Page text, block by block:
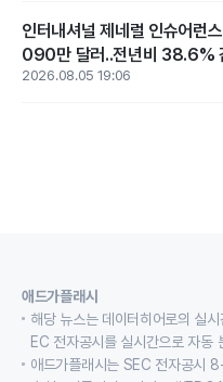
인터내셔널 제네럴 인슈어런
090만 달러..전년비 38.6%
2026.08.05 19:06
애드가플래시
해당 뉴스는 데이터히어로의 실
EC 전자공시를 실시간으로 자동
애드가플래시는 SEC 전자공시